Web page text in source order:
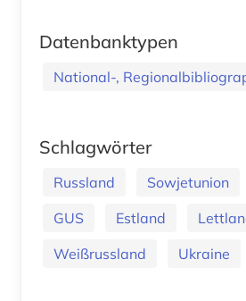
Datenbanktypen
National-,
Schlagwörter
Russland Sowjetunion
GUS
Estland
Weißrussland
Ukraine